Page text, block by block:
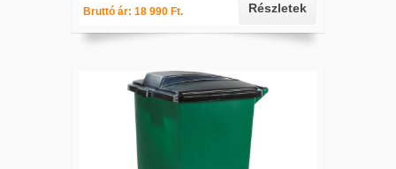
Bruttó ár: 18 990 Ft. Részletek